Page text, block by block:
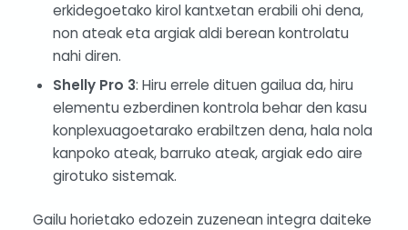
erkidegoetako kirol kantxetan erabili ohi dena,
non ateak eta argiak aldi berean kontrolatu
nahi diren.
Shelly Pro 3: Hiru errele dituen gailua da, hiru
elementu ezberdinen kontrola behar den kasu
konplexuagoetarako erabiltzen dena, hala nola
kanpoko ateak, barruko ateak, argiak edo aire
girotuko sistemak.
Gailu horietako edozein zuzenean integra daiteke